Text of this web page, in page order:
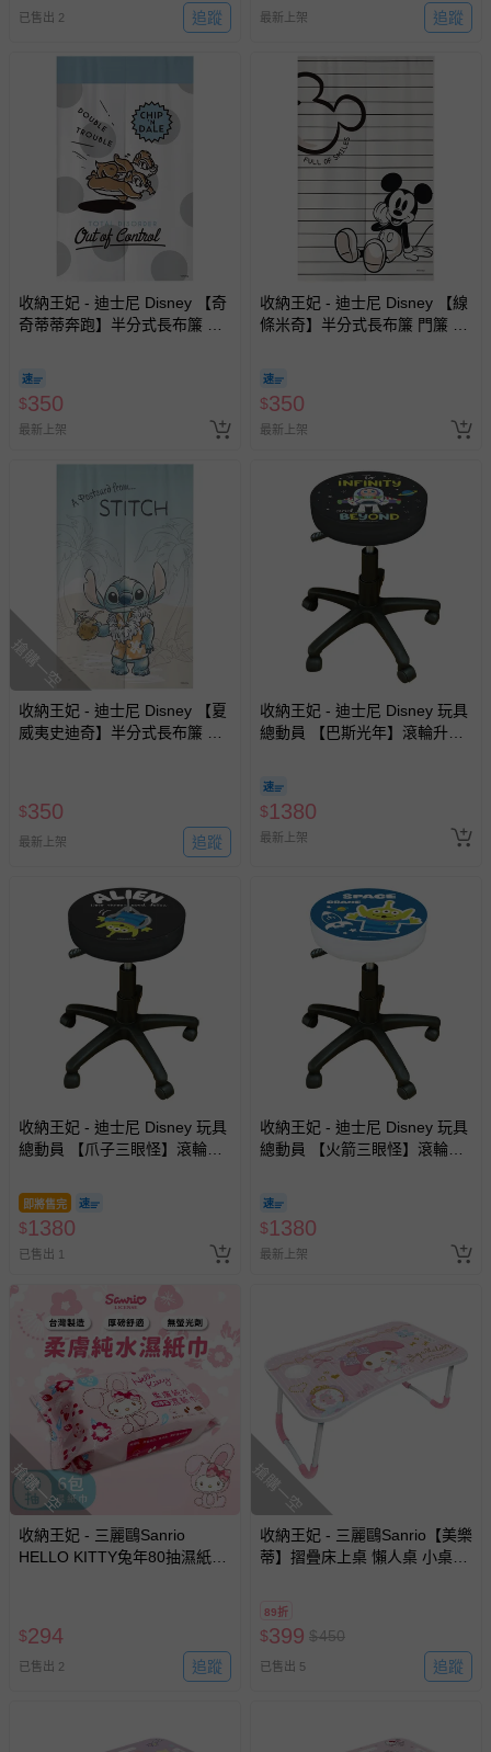
已售出 2 追蹤 最新上架 追蹤
收納王妃 - 迪士尼 Disney 【奇
奇蒂蒂奔跑】半分式長布簾 門
$350
最新上架
收納王妃 - 迪士尼 Disney 【線
條米奇】半分式長布簾 門簾 窗
$350
最新上架
搶購一空
收納王妃 - 迪士尼 Disney 【夏
威夷史迪奇】半分式長布簾 門
$350
最新上架 追蹤
收納王妃 - 迪士尼 Disney 玩具
總動員 【巴斯光年】滾輪升降
$1380
最新上架
收納王妃 - 迪士尼 Disney 玩具
總動員 【爪子三眼怪】滾輪升
即將售完
$1380
已售出 1
收納王妃 - 迪士尼 Disney 玩具
總動員 【火箭三眼怪】滾輪升
$1380
最新上架
搶購一空
收納王妃 - 三麗鷗Sanrio
HELLO KITTY兔年80抽濕紙巾
$294
已售出 2 追蹤
搶購一空
收納王妃 - 三麗鷗Sanrio【美樂
蒂】摺疊床上桌 懶人桌 小桌子
89折
$399 $450
已售出 5 追蹤